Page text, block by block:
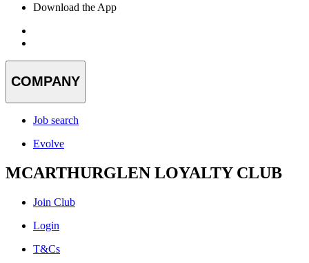
Download the App
COMPANY
Job search
Evolve
MCARTHURGLEN LOYALTY CLUB
Join Club
Login
T&Cs